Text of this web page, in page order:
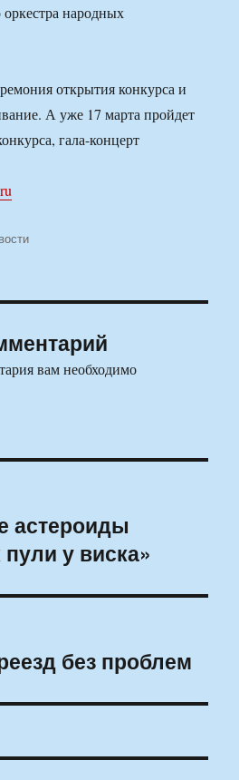
народных
открытия конкурса и
А уже 17 марта пройдет
гала-концерт
вам необходимо
астероиды
пули у виска»
без проблем